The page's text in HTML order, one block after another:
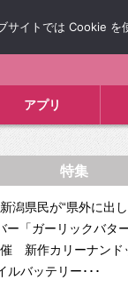
アプリ
特集
潟県民が“県外に出
「ガーリックバタ
新作カリーナンド
ルバッテリー･･･
イトでは Cookie